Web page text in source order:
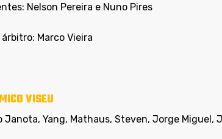
Nelson Pereira e Nuno Pires
Marco Vieira
VISEU
Janota, Yang, Mathaus, Steven, Jorge Miguel,